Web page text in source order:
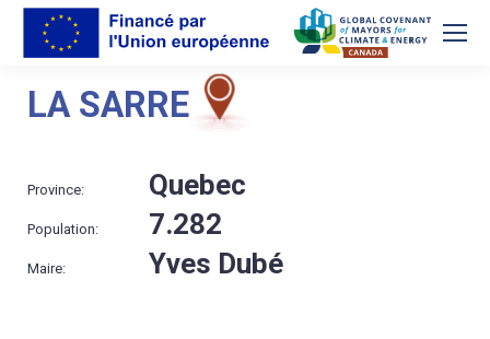
LA SARRE
Province: Quebec
Population: 7.282
Maire: Yves Dubé